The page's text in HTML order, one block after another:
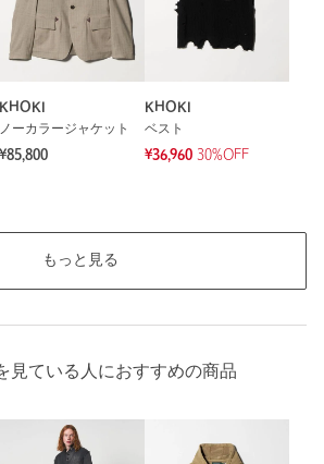
KHOKI
ノーカラージャケット
¥85,800
KHOKI
ベスト
¥36,960 30%OFF
もっと見る
見ている人におすすめの商品